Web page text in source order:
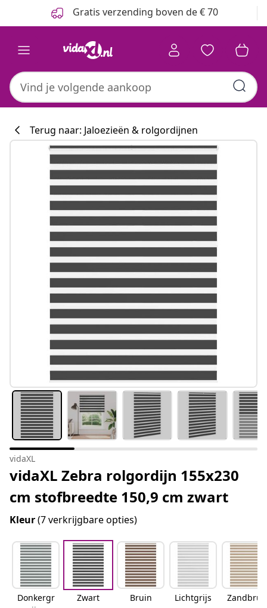
Gratis verzending boven de € 70
Terug naar: Jaloezieën & rolgordijnen
vidaXL
vidaXL Zebra rolgordijn 155x230
cm stofbreedte 150,9 cm zwart
Kleur(7 verkrijgbare opties)
Donkergr
Zwart Bruin Lichtgrijs
Zandbrui